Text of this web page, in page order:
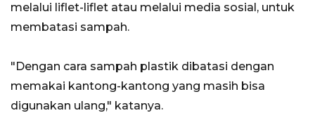
melalui liflet-liflet atau melalui media sosial, untuk
membatasi sampah.
"Dengan cara sampah plastik dibatasi dengan
memakai kantong-kantong yang masih bisa
digunakan ulang," katanya.